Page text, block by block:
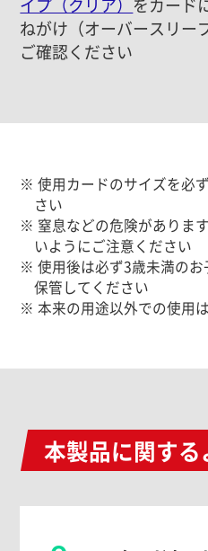
イプ（クリア） をカード
ねがけ（オーバースリ
ご確認ください
※ 使用カードのサイズを必
さい
※ 窒息などの危険がありま
いようにご注意ください
※ 使用後は必ず3歳未満の
保管してください
※ 本来の用途以外での使用
本製品に関す